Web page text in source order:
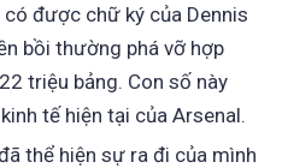
có được chữ ký của Dennis
bồi thường phá vỡ hợp
triệu bảng. Con số này
tế hiện tại của Arsenal.
thể hiện sự ra đi của mình